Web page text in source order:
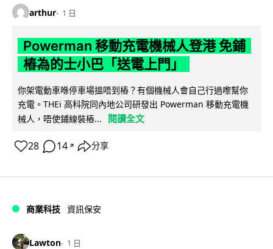
arthur 1 日
Powerman 移動充電機械人登港 免鋪
樁為的士小巴「送電上門」
你架電動車喺停車場搵唔到樁？有個機械人會自己行過嚟幫你
充電。THEi 高科院同內地公司研發出 Powerman 移動充電機
械人，唔使鋪線裝樁...
閱讀全文
28 14 ↗ 分享
商業科技 資訊保安
Lawton 1 日